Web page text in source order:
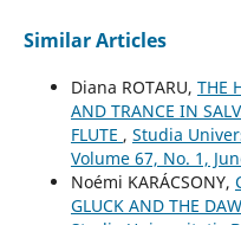
Similar Articles
Diana ROTARU, THE
AND TRANCE IN
FLUTE , Studia
Volume 67, No. 1,
Noémi KARÁCSONY,
GLUCK AND THE